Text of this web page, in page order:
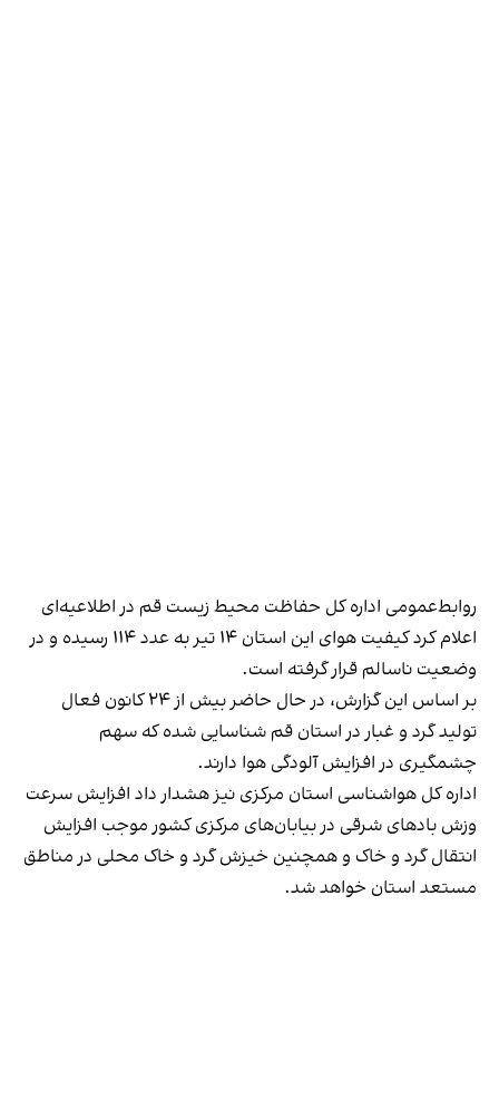
روابط‌عمومی اداره‌ کل حفاظت محیط‌ زیست قم در اطلاعیه‌ای
اعلام کرد کیفیت هوای این استان ۱۴ تیر به عدد ۱۱۴ رسیده و در
وضعیت ناسالم قرار گرفته است.
بر اساس این گزارش، در حال حاضر بیش از ۲۴ کانون فعال
تولید گرد و غبار در استان قم شناسایی شده که سهم
چشمگیری در افزایش آلودگی هوا دارند.
اداره کل هواشناسی استان مرکزی نیز هشدار داد افزایش سرعت
وزش باد‌های شرقی در بیابان‌های مرکزی کشور موجب افزایش
انتقال گرد و خاک و همچنین خیزش گرد و خاک محلی در مناطق
مستعد استان خواهد شد.